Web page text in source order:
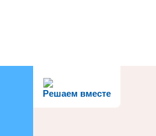
Решаем вместе